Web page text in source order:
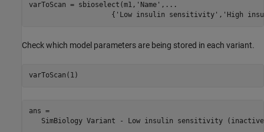
varToScan = sbioselect(m1, 'Name' , ...
                    {
'Low insulin sensitivity' , 'High
Check which model parameters are being stored in each variant.
varToScan(1)
ans =
SimBiology Variant - Low insulin sensitivity